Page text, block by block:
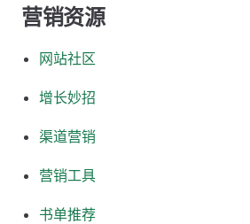
营销资源
网站社区
增长妙招
渠道营销
营销工具
书单推荐